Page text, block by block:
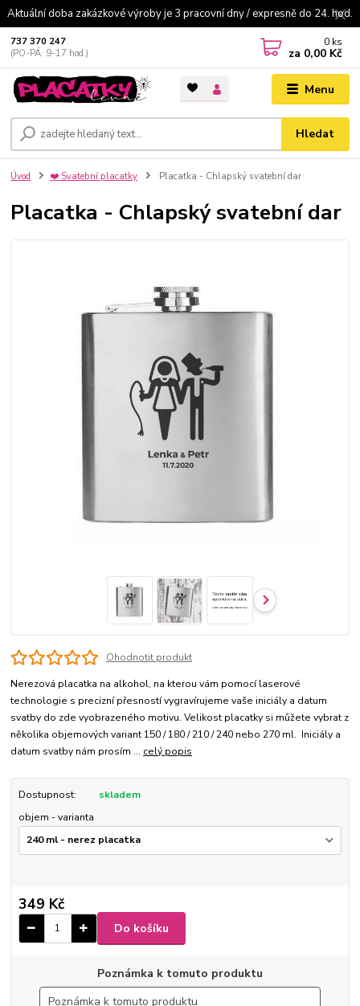
Aktuální doba zakázkové výroby je 3 pracovní dny / expresně do 24. hod.
Menu
Hledat
737 370 247
(PO-PÁ: 9-17 hod.)
0 ks
za 0,00 Kč
Úvod ❤️ Svatební placatky Placatka - Chlapský svatební dar
Placatka - Chlapský svatební dar
Ohodnotit produkt
Nerezová placatka na alkohol, na kterou vám pomocí laserové
technologie s precizní přesností vygravírujeme vaše iniciály a datum
svatby do zde vyobrazeného motivu. Velikost placatky si můžete vybrat z
několika objemových variant 150 / 180 / 210 / 240 nebo 270 ml. Iniciály a
datum svatby nám prosím ... celý popis
Dostupnost:
skladem
objem - varianta
349 Kč
Do košíku
Poznámka k tomuto produktu